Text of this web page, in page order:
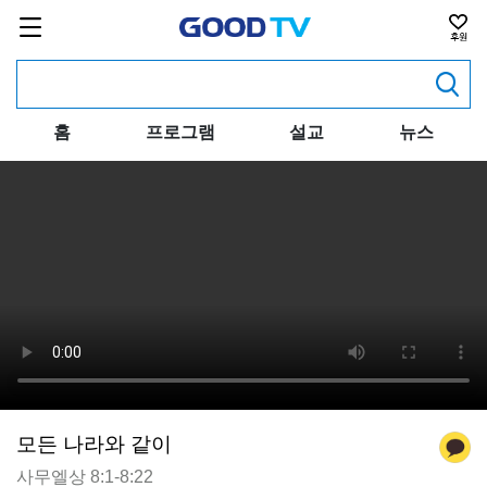
홈 프로그램 설교 뉴스
모든 나라와 같이
사무엘상 8:1-8:22